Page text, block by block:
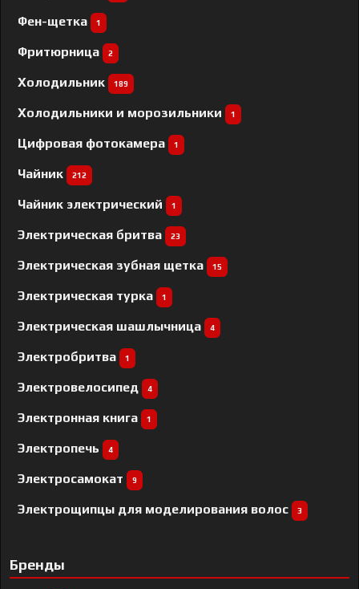
Фен-щетка 1
Фритюрница 2
Холодильник 189
Холодильники и морозильники 1
Цифровая фотокамера 1
Чайник 212
Чайник электрический 1
Электрическая бритва 23
Электрическая зубная щетка 15
Электрическая турка 1
Электрическая шашлычница 4
Электробритва 1
Электровелосипед 4
Электронная книга 1
Электропечь 4
Электросамокат 9
Электрощипцы для моделирования волос 3
Бренды